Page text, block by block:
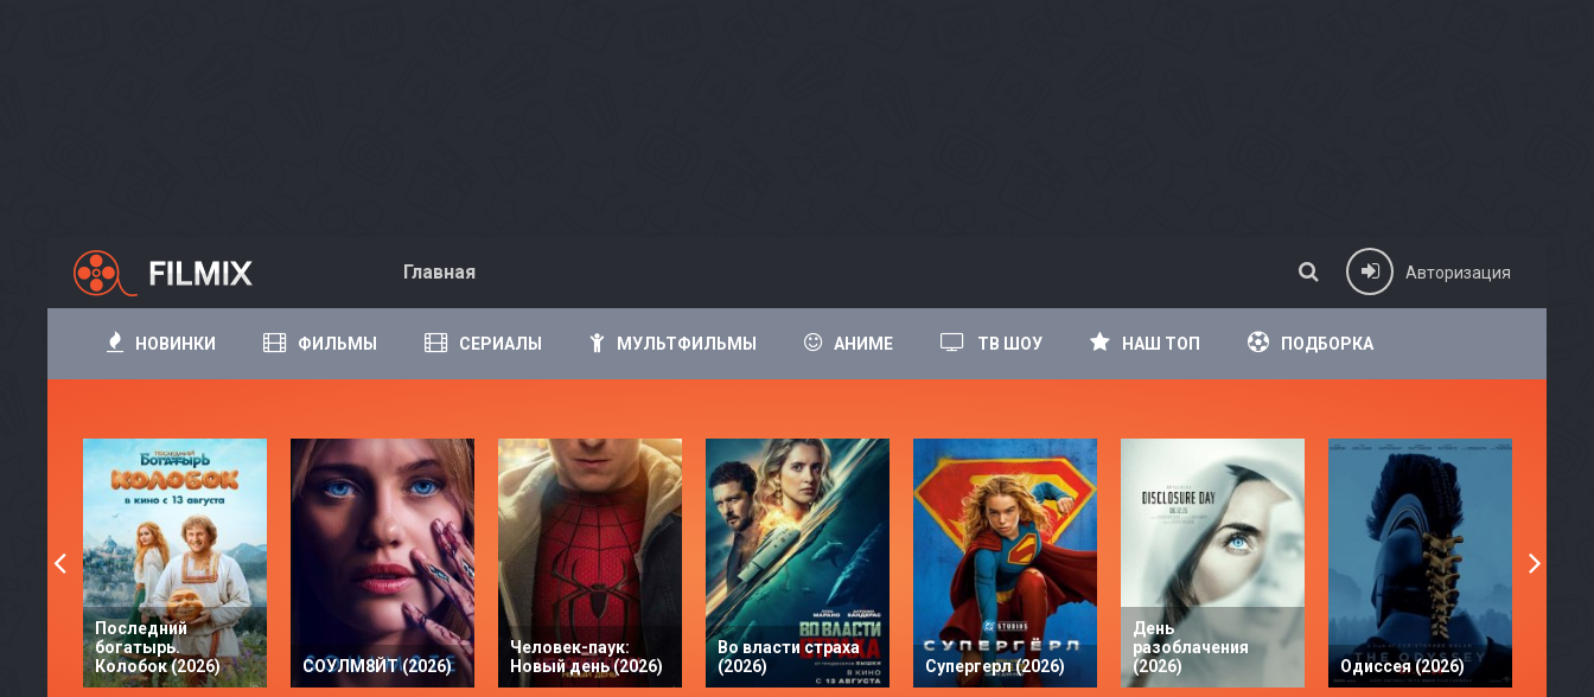
Главная Авторизация
НОВИНКИ ФИЛЬМЫ СЕРИАЛЫ МУЛЬТФИЛЬМЫ АНИМЕ ТВ ШОУ НАШ ТОП ПОДБОРКА
Последний
богатырь.
Колобок (2026)
СОУЛМ8ЙТ (2026)
Человек-паук:
Новый день (2026)
Во власти страха
(2026)
Супергерл (2026)
День
разоблачения
(2026)
Одиссея (2026)